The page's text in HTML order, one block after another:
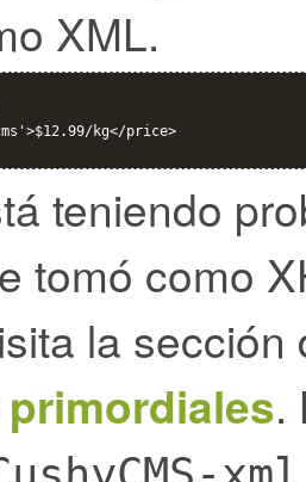
XML.
kg</price>
teniendo
tomó como
la
.